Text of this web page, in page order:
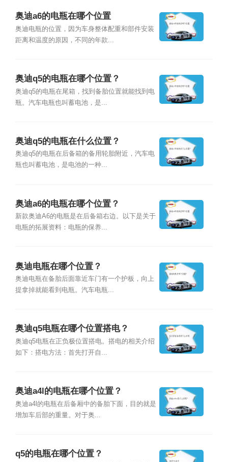
奥迪a6的电瓶在哪个位置
奥迪电瓶的位置，因为车身整体配重和部件安装
距离和温度的原因，不同的年款...
奥迪q5的电瓶在哪个位置？
奥迪q5的电瓶在尾箱，找到备胎位置就能找到电
瓶。汽车电瓶也叫蓄电池，是...
奥迪q5的电瓶在什么位置？
奥迪q5的电瓶在后备箱的备用轮胎附近，汽车电
瓶也叫蓄电池，是电池的一种...
奥迪a6的电瓶在哪个位置？
新款奥迪A6的电瓶是在后备箱右边。以下是关于
电瓶的拓展资料：电瓶的保养...
奥迪电瓶在哪个位置？
奥迪电瓶在备胎后面靠近车门有一个护板，向上
提拿掉就能看到电瓶。汽车电瓶...
奥迪q5电瓶在哪个位置搭电？
奥迪q5电瓶在正负极位置搭电。搭电的相关介绍
如下：搭电方法：首先打开自...
奥迪a4l的电瓶在哪个位置？
奥迪a4l的电瓶在后备厢中的备胎下面，目的就是
增加车后部的重量。对于奥...
q5的电瓶在哪个位置？